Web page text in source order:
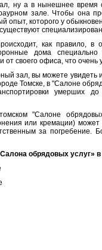
ну а в нынешнее
зале. Чтобы она
опыт, которого у
как правило,
дома
от своего офиса, что очень
зал, вы можете
Томске, в "Салоне
умерших
"Салоне
или кремации) может
за погребение.
обрядовых услуг»